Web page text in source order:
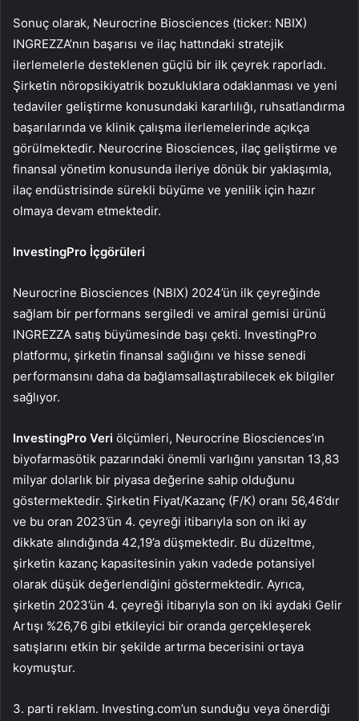
Sonuç olarak, Neurocrine Biosciences (ticker: NBIX)
INGREZZA’nın başarısı ve ilaç hattındaki stratejik
ilerlemelerle desteklenen güçlü bir ilk çeyrek raporladı.
Şirketin nöropsikiyatrik bozukluklara odaklanması ve yeni
tedaviler geliştirme konusundaki kararlılığı, ruhsatlandırma
başarılarında ve klinik çalışma ilerlemelerinde açıkça
görülmektedir. Neurocrine Biosciences, ilaç geliştirme ve
finansal yönetim konusunda ileriye dönük bir yaklaşımla,
ilaç endüstrisinde sürekli büyüme ve yenilik için hazır
olmaya devam etmektedir.
InvestingPro İçgörüleri
Neurocrine Biosciences (NBIX) 2024’ün ilk çeyreğinde
sağlam bir performans sergiledi ve amiral gemisi ürünü
INGREZZA satış büyümesinde başı çekti. InvestingPro
platformu, şirketin finansal sağlığını ve hisse senedi
performansını daha da bağlamsallaştırabilecek ek bilgiler
sağlıyor.
InvestingPro Veri ölçümleri, Neurocrine Biosciences’ın
biyofarmasötik pazarındaki önemli varlığını yansıtan 13,83
milyar dolarlık bir piyasa değerine sahip olduğunu
göstermektedir. Şirketin Fiyat/Kazanç (F/K) oranı 56,46’dır
ve bu oran 2023’ün 4. çeyreği itibarıyla son on iki ay
dikkate alındığında 42,19’a düşmektedir. Bu düzeltme,
şirketin kazanç kapasitesinin yakın vadede potansiyel
olarak düşük değerlendiğini göstermektedir. Ayrıca,
şirketin 2023’ün 4. çeyreği itibarıyla son on iki aydaki Gelir
Artışı %26,76 gibi etkileyici bir oranda gerçekleşerek
satışlarını etkin bir şekilde artırma becerisini ortaya
koymuştur.
3. parti reklam. Investing.com’un sunduğu veya önerdiği